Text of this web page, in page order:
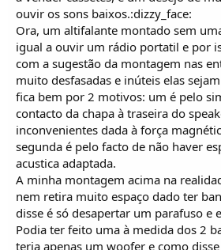
ouvir os sons baixos.:dizzy_face:
Ora, um altifalante montado sem
igual a ouvir um rádio portatil e por
com a sugestão da montagem nas
muito desfasadas e inúteis elas
fica bem por 2 motivos: um é pelo
contacto da chapa à traseira do
inconvenientes dada à força
segunda é pelo facto de não haver
acustica adaptada.
A minha montagem acima na
nem retira muito espaço dado ter
disse é só desapertar um parafuso e
Podia ter feito uma à medida dos 2
teria apenas um woofer e como